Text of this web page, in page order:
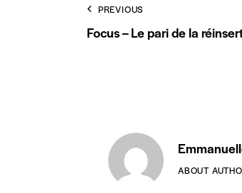
PREVIOUS
Focus – Le pari de la
ABOUT